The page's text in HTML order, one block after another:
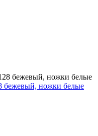
бежевый, ножки белые